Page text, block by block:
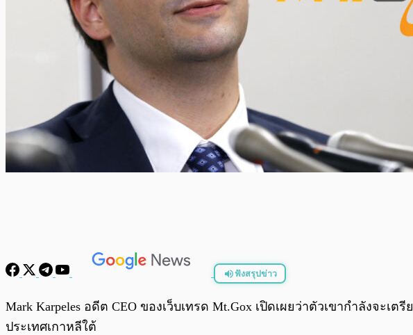
ฟังสรุปข่าว
พร้อมเล่น
Mark Karpeles อดีต CEO ของเว็บเทรด Mt.Gox เปิดเผยว่าตัวเขากำลังจะ
ประเทศเกาหลีใต้